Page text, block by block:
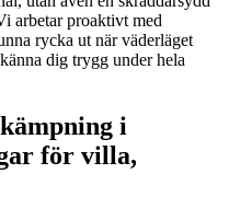
arbetar proaktivt med
rycka ut när väderläget
dig trygg under hela
i
för villa,